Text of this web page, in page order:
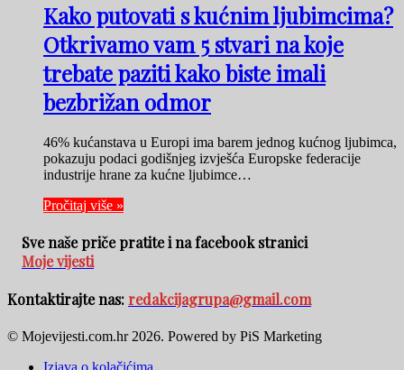
Kako putovati s kućnim ljubimcima?
Otkrivamo vam 5 stvari na koje
trebate paziti kako biste imali
bezbrižan odmor
46% kućanstava u Europi ima barem jednog kućnog ljubimca,
pokazuju podaci godišnjeg izvješća Europske federacije
industrije hrane za kućne ljubimce…
Pročitaj više »
Sve naše priče pratite i na facebook stranici
Moje vijesti
Kontaktirajte nas:redakcijagrupa@gmail.com
© Mojevijesti.com.hr 2026. Powered by PiS Marketing
Izjava o kolačićima